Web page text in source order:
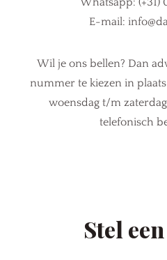
E-mail:
Wil je ons bellen? Dan
nummer te kiezen in
woensdag t/m
telefonisch
Stel